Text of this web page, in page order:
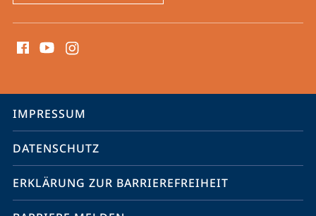
Media
Service-
Navigation
IMPRESSUM
DATENSCHUTZ
ERKLÄRUNG ZUR BARRIEREFREIHEIT